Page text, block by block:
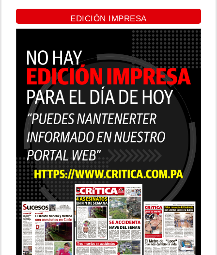
EDICIÓN IMPRESA